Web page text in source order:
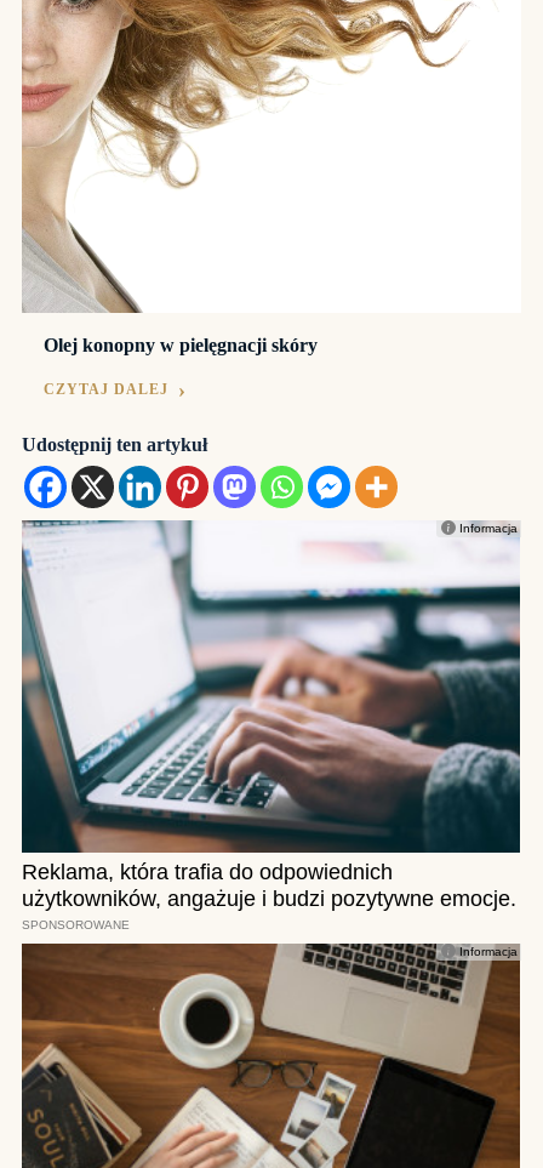
Olej konopny w pielęgnacji skóry
CZYTAJ DALEJ
Udostępnij ten artykuł